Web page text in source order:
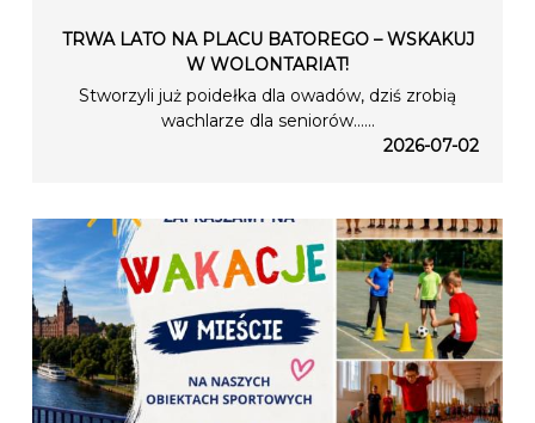
TRWA LATO NA PLACU BATOREGO – WSKAKUJ
W WOLONTARIAT!
Stworzyli już poidełka dla owadów, dziś zrobią
wachlarze dla seniorów…...
2026-07-02